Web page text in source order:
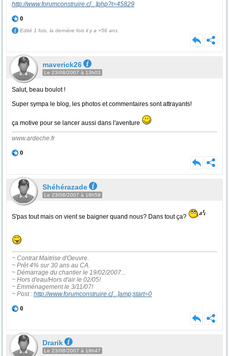
http://www.forumconstruire.c[...]php?t=45829
0
Edité 1 fois, la dernière fois il y a +56 ans.
maverick26
Le 23/08/2007 à 13h03
Salut, beau boulot !
Super sympa le blog, les photos et commentaires sont attrayants!
ça motive pour se lancer aussi dans l'aventure
www.ardeche.fr
0
Shéhérazade
Le 23/08/2007 à 18h59
S'pas tout mais on vient se baigner quand nous? Dans tout ça?
~ Contrat Maitrise d'Oeuvre.
~ Prêt 4% sur 30 ans au CA.
~ Démarrage du chantier le 19/02/2007...
~ Hors d'eau/Hors d'air le 02/05!
~ Emménagement le 3/11/07!
~ Post : http://www.forumconstruire.c[...]amp;start=0
0
Drarik
Le 23/08/2007 à 19h47